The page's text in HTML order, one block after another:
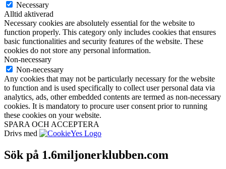
Necessary
Alltid aktiverad
Necessary cookies are absolutely essential for the website to
function properly. This category only includes cookies that ensures
basic functionalities and security features of the website. These
cookies do not store any personal information.
Non-necessary
Non-necessary
Any cookies that may not be particularly necessary for the website
to function and is used specifically to collect user personal data via
analytics, ads, other embedded contents are termed as non-necessary
cookies. It is mandatory to procure user consent prior to running
these cookies on your website.
SPARA OCH ACCEPTERA
Drivs med
Sök på 1.6miljonerklubben.com